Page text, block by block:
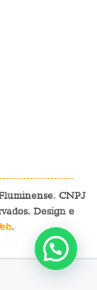
CNPJ
Design e
.